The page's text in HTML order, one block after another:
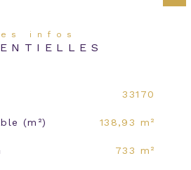
Les infos
33170
(m²) 138,93 m²
733 m²